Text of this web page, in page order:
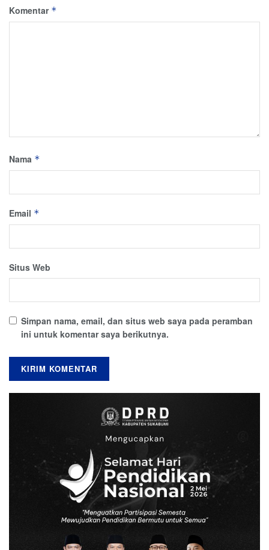
Komentar *
Nama *
Email *
Situs Web
Simpan nama, email, dan situs web saya pada peramban
ini untuk komentar saya berikutnya.